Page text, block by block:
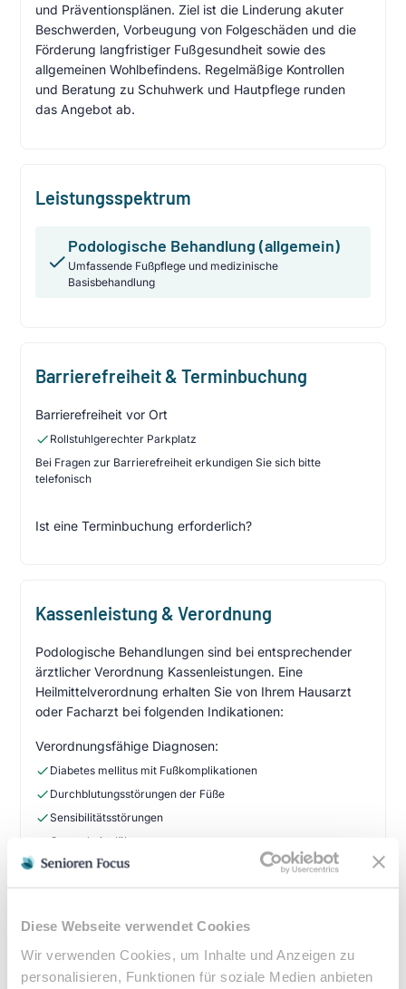
Diese Webseite verwendet Cookies
Wir verwenden Cookies, um Inhalte und Anzeigen zu
personalisieren, Funktionen für soziale Medien anbieten
und Präventionsplänen. Ziel ist die Linderung akuter
Beschwerden, Vorbeugung von Folgeschäden und die
Förderung langfristiger Fußgesundheit sowie des
allgemeinen Wohlbefindens. Regelmäßige Kontrollen
und Beratung zu Schuhwerk und Hautpflege runden
das Angebot ab.
Leistungsspektrum
Podologische Behandlung (allgemein)
Umfassende Fußpflege und medizinische
Basisbehandlung
Barrierefreiheit & Terminbuchung
Barrierefreiheit vor Ort
Rollstuhlgerechter Parkplatz
Bei Fragen zur Barrierefreiheit erkundigen Sie sich bitte
telefonisch
Ist eine Terminbuchung erforderlich?
Kassenleistung & Verordnung
Podologische Behandlungen sind bei entsprechender
ärztlicher Verordnung Kassenleistungen. Eine
Heilmittelverordnung erhalten Sie von Ihrem Hausarzt
oder Facharzt bei folgenden Indikationen:
Verordnungsfähige Diagnosen:
Diabetes mellitus mit Fußkomplikationen
Durchblutungsstörungen der Füße
Sensibilitätsstörungen
Querschnittslähmung
Zuzahlung & Kosten:
• Privatleistungen nach individueller Vereinbarung
•Hausbesuche bei medizinischer Notwendigkeit